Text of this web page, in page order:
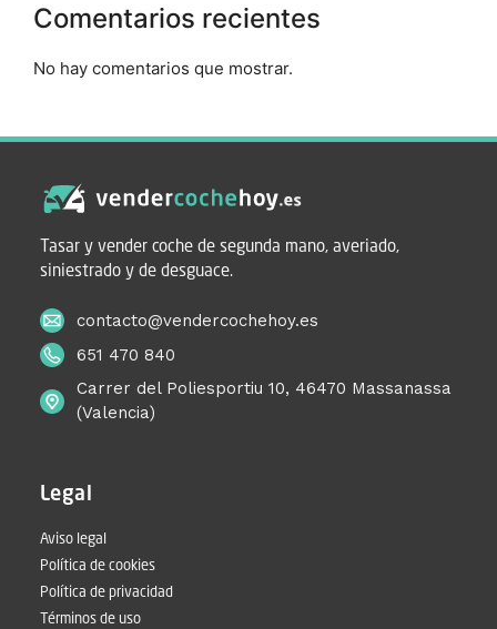
Comentarios recientes
No hay comentarios que mostrar.
Tasar y vender coche de segunda mano, averiado,
siniestrado y de desguace.
contacto@vendercochehoy.es
651 470 840
Carrer del Poliesportiu 10, 46470 Massanassa
(Valencia)
Legal
Aviso legal
Política de cookies
Política de privacidad
Términos de uso